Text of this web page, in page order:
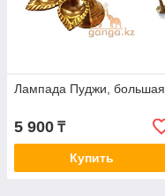
Лампада Пуджи, большая
5 900 ₸
Купить